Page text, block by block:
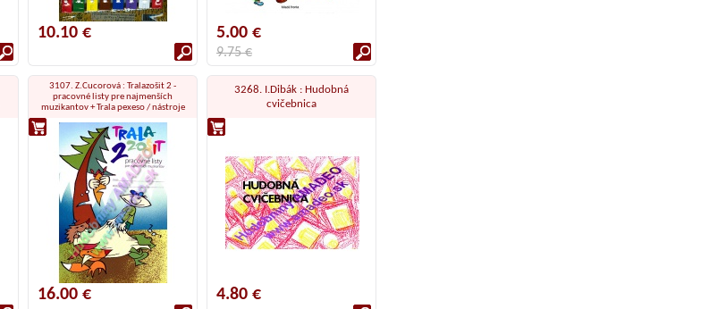
10.10 € 5.00 €
9.75 €
3107. Z.Cucorová : Tralazošit 2 -
pracovné listy pre najmenších
muzikantov + Trala pexeso / nástroje
16.00 €
3268. I.Dibák : Hudobná
cvičebnica
4.80 €